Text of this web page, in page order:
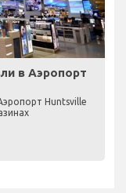
в Аэропорт
Huntsville